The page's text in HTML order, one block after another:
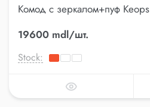
Комод с зеркалом+пуф Keops
19600 mdl/шт.
Stock: